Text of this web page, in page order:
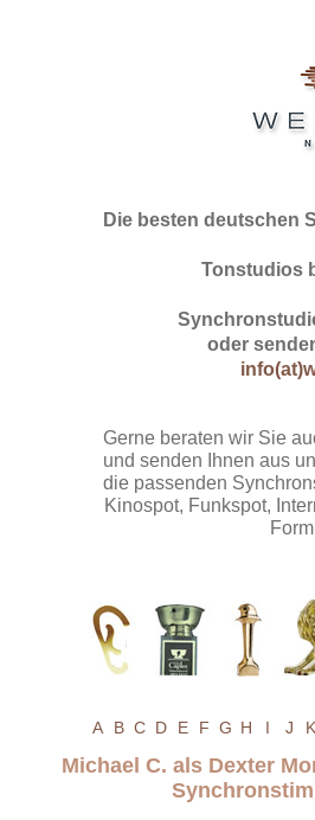
Die besten deutschen
Tonstudios
oder
Gerne beraten wir Sie
und senden Ihnen aus
die passenden
Kinospot, Funkspot,
A B C D E F G H I J K
Michael C. als Dexter